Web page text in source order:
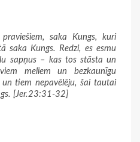
saka Kungs, kuri
saka Kungs. Redzi, es esmu
sapņus – kas tos stāsta un
meliem un bezkaunīgu
tiem nepavēlēju, šai tautai
[Jer.23:31-32]